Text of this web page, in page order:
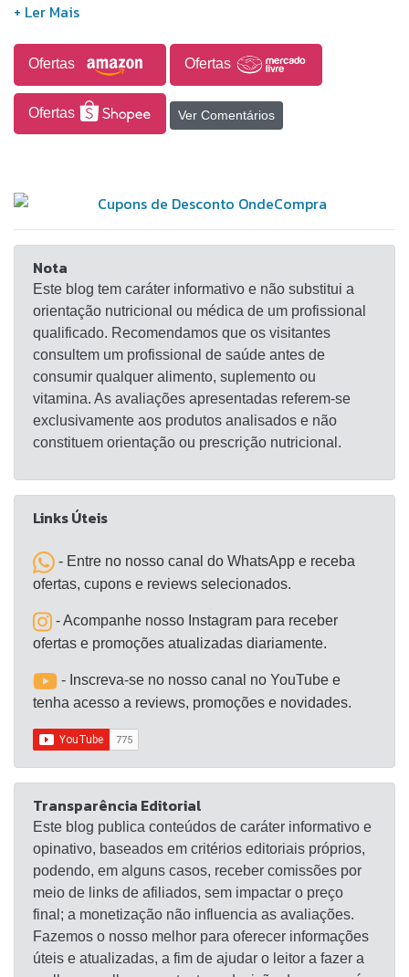
permanece estocada em diversos tecidos, inclusive
celulose e água NÃO CONTÉM GLÚTEN
Apresentação: Embalagem plástica com 60
cápsulas. Como tomar? Ingerir 4 cápsulas ao dia ou
conforme orientação de profissional. Cuidados de
umidade e calor excessivo, longe do alcance de
crianças. Depois de aberto, consumir
preferencialmente em até 60 dias. Não consumir
este produto, caso o lacre de segurança esteja
rompido. INFORMAÇÃO NUTRICIONAL ESTÁ
PRESENTE NA IMAGEM DO ANUNCIO,
CONSEGUE DAR ZOOM NA IMAGEM PARA VER
MELHOR Produto dispensado da obrigatoriedade
de registro sanitário de acordo com a RDC nº 240,
de 26 de julho de 2018. “Consumir este produto
conforme a Recomendação de Ingestão Diária
consumo deve ser orientado por nutricionista ou
ingestão diária de água. Crianças, gestantes,
nutrizes, idosos e portadores de qualquer
nutricionista.
Ofertas Ofertas
Ofertas Ver Comentários
Nota
Este blog tem caráter informativo e não substitui a
orientação nutricional ou médica de um profissional
qualificado. Recomendamos que os visitantes
consultem um profissional de saúde antes de
consumir qualquer alimento, suplemento ou
vitamina. As avaliações apresentadas referem-se
exclusivamente aos produtos analisados e não
constituem orientação ou prescrição nutricional.
Links Úteis
- Entre no nosso canal do WhatsApp e receba
ofertas, cupons e reviews selecionados.
- Acompanhe nosso Instagram para receber
ofertas e promoções atualizadas diariamente.
- Inscreva-se no nosso canal no YouTube e
tenha acesso a reviews, promoções e novidades.
Transparência Editorial
Este blog publica conteúdos de caráter informativo e
opinativo, baseados em critérios editoriais próprios,
podendo, em alguns casos, receber comissões por
meio de links de afiliados, sem impactar o preço
final; a monetização não influencia as avaliações.
Fazemos o nosso melhor para oferecer informações
úteis e atualizadas, a fim de ajudar o leitor a fazer a